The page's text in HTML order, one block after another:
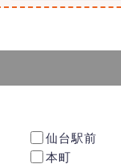
仙台駅前
本町